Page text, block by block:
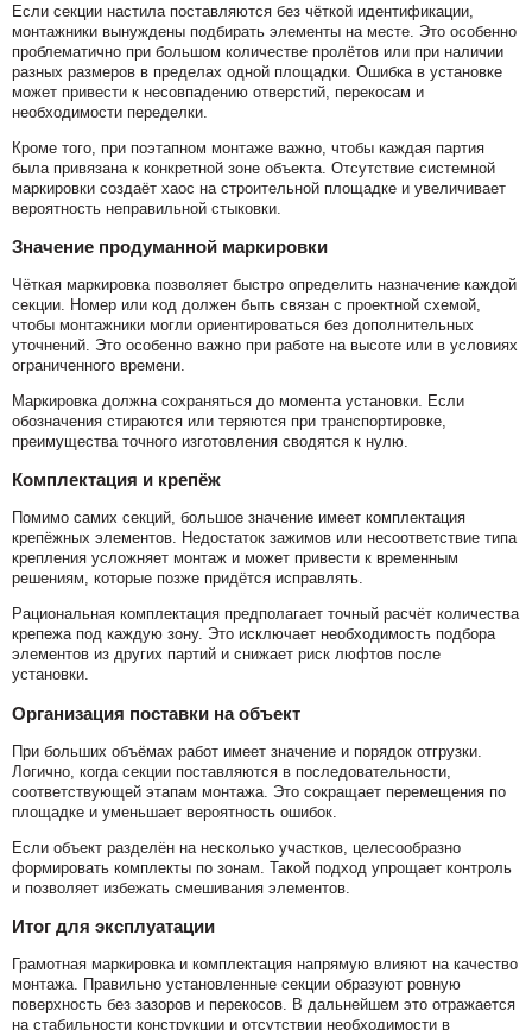
Если секции настила поставляются без чёткой идентификации,
монтажники вынуждены подбирать элементы на месте. Это особенно
проблематично при большом количестве пролётов или при наличии
разных размеров в пределах одной площадки. Ошибка в установке
может привести к несовпадению отверстий, перекосам и
необходимости переделки.
Кроме того, при поэтапном монтаже важно, чтобы каждая партия
была привязана к конкретной зоне объекта. Отсутствие системной
маркировки создаёт хаос на строительной площадке и увеличивает
вероятность неправильной стыковки.
Значение продуманной маркировки
Чёткая маркировка позволяет быстро определить назначение каждой
секции. Номер или код должен быть связан с проектной схемой,
чтобы монтажники могли ориентироваться без дополнительных
уточнений. Это особенно важно при работе на высоте или в условиях
ограниченного времени.
Маркировка должна сохраняться до момента установки. Если
обозначения стираются или теряются при транспортировке,
преимущества точного изготовления сводятся к нулю.
Комплектация и крепёж
Помимо самих секций, большое значение имеет комплектация
крепёжных элементов. Недостаток зажимов или несоответствие типа
крепления усложняет монтаж и может привести к временным
решениям, которые позже придётся исправлять.
Рациональная комплектация предполагает точный расчёт количества
крепежа под каждую зону. Это исключает необходимость подбора
элементов из других партий и снижает риск люфтов после
установки.
Организация поставки на объект
При больших объёмах работ имеет значение и порядок отгрузки.
Логично, когда секции поставляются в последовательности,
соответствующей этапам монтажа. Это сокращает перемещения по
площадке и уменьшает вероятность ошибок.
Если объект разделён на несколько участков, целесообразно
формировать комплекты по зонам. Такой подход упрощает контроль
и позволяет избежать смешивания элементов.
Итог для эксплуатации
Грамотная маркировка и комплектация напрямую влияют на качество
монтажа. Правильно установленные секции образуют ровную
поверхность без зазоров и перекосов. В дальнейшем это отражается
на стабильности конструкции и отсутствии необходимости в